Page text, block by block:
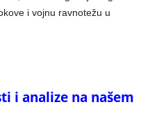
i vojnu ravnotežu u
i analize na našem